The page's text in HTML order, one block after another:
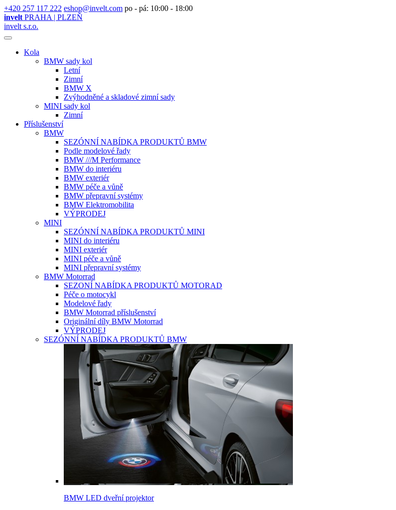
+420 257 117 222 eshop@invelt.com po - pá: 10:00 - 18:00
invelt PRAHA | PLZEŇ
invelt s.r.o.
Kola
BMW sady kol
Letní
Zimní
BMW X
Zvýhodněné a skladové zimní sady
MINI sady kol
Zimní
Příslušenství
BMW
SEZÓNNÍ NABÍDKA PRODUKTŮ BMW
Podle modelové řady
BMW ///M Performance
BMW do interiéru
BMW exteriér
BMW péče a vůně
BMW přepravní systémy
BMW Elektromobilita
VÝPRODEJ
MINI
SEZÓNNÍ NABÍDKA PRODUKTŮ MINI
MINI do interiéru
MINI exteriér
MINI péče a vůně
MINI přepravní systémy
BMW Motorrad
SEZONÍ NABÍDKA PRODUKTŮ MOTORAD
Péče o motocykl
Modelové řady
BMW Motorrad příslušenství
Originální díly BMW Motorrad
VÝPRODEJ
SEZÓNNÍ NABÍDKA PRODUKTŮ BMW
BMW LED dveřní projektor